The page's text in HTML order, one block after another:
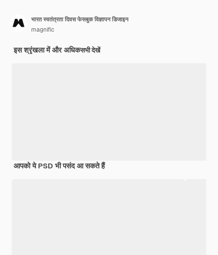
भारत स्वतंत्रता दिवस फेसबुक विज्ञापन डिजाइन
magnific
इस श्रृंखला में और अधिकसभी देखें
आपको ये PSD भी पसंद आ सकते हैं